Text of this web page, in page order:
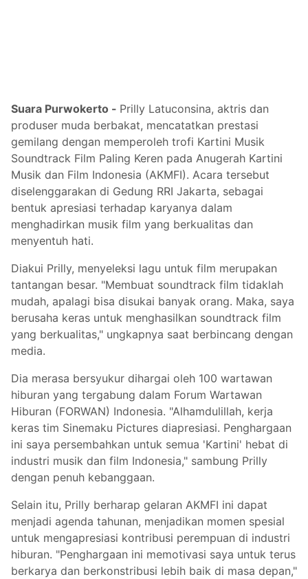
Suara Purwokerto - Prilly Latuconsina, aktris dan
produser muda berbakat, mencatatkan prestasi
gemilang dengan memperoleh trofi Kartini Musik
Soundtrack Film Paling Keren pada Anugerah Kartini
Musik dan Film Indonesia (AKMFI). Acara tersebut
diselenggarakan di Gedung RRI Jakarta, sebagai
bentuk apresiasi terhadap karyanya dalam
menghadirkan musik film yang berkualitas dan
menyentuh hati.
Diakui Prilly, menyeleksi lagu untuk film merupakan
tantangan besar. "Membuat soundtrack film tidaklah
mudah, apalagi bisa disukai banyak orang. Maka, saya
berusaha keras untuk menghasilkan soundtrack film
yang berkualitas," ungkapnya saat berbincang dengan
media.
Dia merasa bersyukur dihargai oleh 100 wartawan
hiburan yang tergabung dalam Forum Wartawan
Hiburan (FORWAN) Indonesia. "Alhamdulillah, kerja
keras tim Sinemaku Pictures diapresiasi. Penghargaan
ini saya persembahkan untuk semua 'Kartini' hebat di
industri musik dan film Indonesia," sambung Prilly
dengan penuh kebanggaan.
Selain itu, Prilly berharap gelaran AKMFI ini dapat
menjadi agenda tahunan, menjadikan momen spesial
untuk mengapresiasi kontribusi perempuan di industri
hiburan. "Penghargaan ini memotivasi saya untuk terus
berkarya dan berkonstribusi lebih baik di masa depan,"